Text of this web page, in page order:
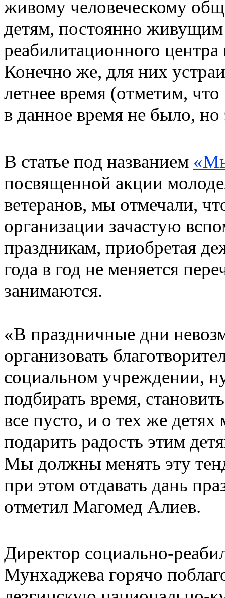
живому человеческому
детям, постоянно живущим
реабилитационного
Конечно же, для них
летнее время (отметим,
в данное время не было,
В статье под названием
посвященной акции
ветеранов, мы отмечали,
организации зачастую
праздникам, приобретая
года в год не меняется
занимаются.
«В праздничные дни
организовать
социальном учреждении,
подбирать время,
все пусто, и о тех же
подарить радость этим
Мы должны менять эту
при этом отдавать дань
отметил Магомед Алиев.
Директор социально-
Мунхаджева горячо